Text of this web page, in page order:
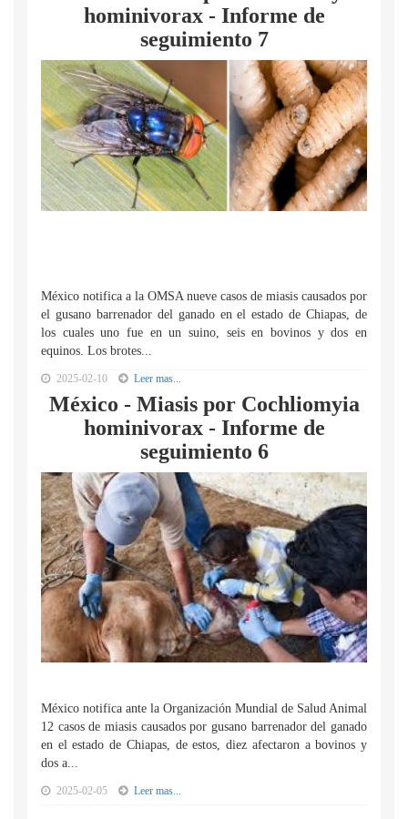
hominivorax - Informe de
seguimiento 7
México notifica a la OMSA nueve casos de miasis causados por
el gusano barrenador del ganado en el estado de Chiapas, de
los cuales uno fue en un suino, seis en bovinos y dos en
equinos. Los brotes...
2025-02-10 Leer mas...
México - Miasis por Cochliomyia
hominivorax - Informe de
seguimiento 6
México notifica ante la Organización Mundial de Salud Animal
12 casos de miasis causados por gusano barrenador del ganado
en el estado de Chiapas, de estos, diez afectaron a bovinos y
dos a...
2025-02-05 Leer mas...